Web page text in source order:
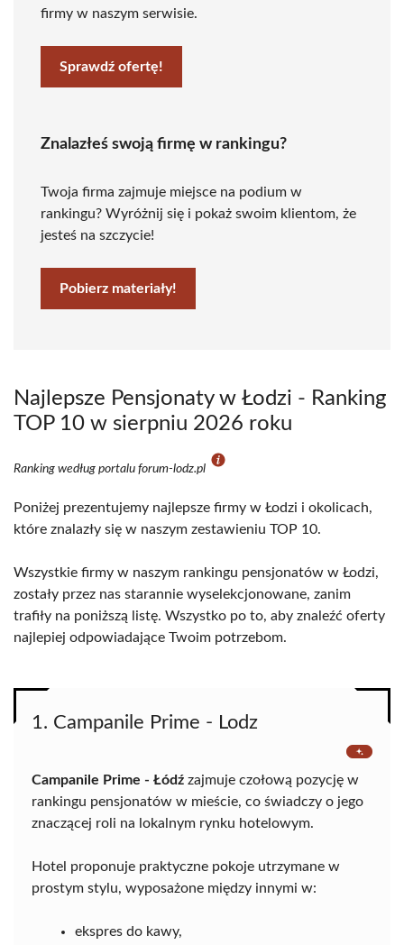
firmy w naszym serwisie.
Sprawdź ofertę!
Znalazłeś swoją firmę w rankingu?
Twoja firma zajmuje miejsce na podium w
rankingu? Wyróżnij się i pokaż swoim klientom, że
jesteś na szczycie!
Pobierz materiały!
Najlepsze Pensjonaty w Łodzi - Ranking
TOP 10 w sierpniu 2026 roku
Ranking według portalu forum-lodz.pl
Poniżej prezentujemy najlepsze firmy w Łodzi i okolicach,
które znalazły się w naszym zestawieniu TOP 10.
Wszystkie firmy w naszym rankingu pensjonatów w Łodzi,
zostały przez nas starannie wyselekcjonowane, zanim
trafiły na poniższą listę. Wszystko po to, aby znaleźć oferty
najlepiej odpowiadające Twoim potrzebom.
1. Campanile Prime - Lodz
Campanile Prime - Łódź zajmuje czołową pozycję w
rankingu pensjonatów w mieście, co świadczy o jego
znaczącej roli na lokalnym rynku hotelowym.
Hotel proponuje praktyczne pokoje utrzymane w
prostym stylu, wyposażone między innymi w:
ekspres do kawy,